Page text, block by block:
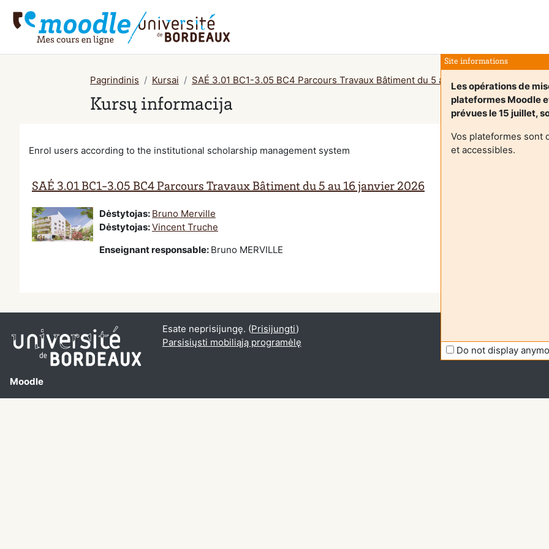
Site informations
Les opérations de
plateformes Moodle
prévues le 15 juillet,
Vos plateformes sont
et accessibles.
Do not display
Pagrindinis Kursai SAÉ 3.01 BC1-3.05 BC4 Parcours Travaux Bâtiment du 5 au 16 janvier 2026
Kursų informacija
Enrol users according to the institutional scholarship management system
SAÉ 3.01 BC1-3.05 BC4 Parcours Travaux Bâtiment du 5 au 16 janvier 2026
Dėstytojas: Bruno Merville
Dėstytojas:Vincent Truche
Enseignant responsable: Bruno MERVILLE
Moodle
Esate neprisijungę. (Prisijungti)
Parsisiųsti mobiliąją programėlę